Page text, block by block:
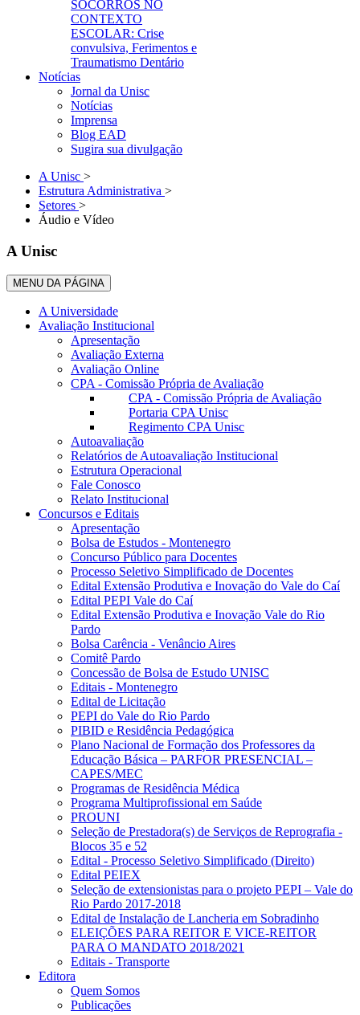
SOCORROS NO
CONTEXTO
ESCOLAR: Crise
convulsiva, Ferimentos e
Traumatismo Dentário
Notícias
Jornal da Unisc
Notícias
Imprensa
Blog EAD
Sugira sua divulgação
A Unisc >
Estrutura Administrativa >
Setores >
Áudio e Vídeo
A Unisc
MENU DA PÁGINA
A Universidade
Avaliação Institucional
Apresentação
Avaliação Externa
Avaliação Online
CPA - Comissão Própria de Avaliação
CPA - Comissão Própria de Avaliação
Portaria CPA Unisc
Regimento CPA Unisc
Autoavaliação
Relatórios de Autoavaliação Institucional
Estrutura Operacional
Fale Conosco
Relato Institucional
Concursos e Editais
Apresentação
Bolsa de Estudos - Montenegro
Concurso Público para Docentes
Processo Seletivo Simplificado de Docentes
Edital Extensão Produtiva e Inovação do Vale do Caí
Edital PEPI Vale do Caí
Edital Extensão Produtiva e Inovação Vale do Rio
Pardo
Bolsa Carência - Venâncio Aires
Comitê Pardo
Concessão de Bolsa de Estudo UNISC
Editais - Montenegro
Edital de Licitação
PEPI do Vale do Rio Pardo
PIBID e Residência Pedagógica
Plano Nacional de Formação dos Professores da
Educação Básica – PARFOR PRESENCIAL –
CAPES/MEC
Programas de Residência Médica
Programa Multiprofissional em Saúde
PROUNI
Seleção de Prestadora(s) de Serviços de Reprografia -
Blocos 35 e 52
Edital - Processo Seletivo Simplificado (Direito)
Edital PEIEX
Seleção de extensionistas para o projeto PEPI – Vale do
Rio Pardo 2017-2018
Edital de Instalação de Lancheria em Sobradinho
ELEIÇÕES PARA REITOR E VICE-REITOR
PARA O MANDATO 2018/2021
Editais - Transporte
Editora
Quem Somos
Publicações